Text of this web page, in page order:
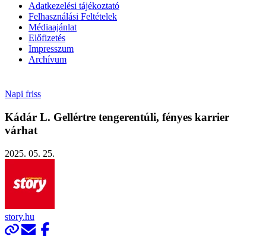
Adatkezelési tájékoztató
Felhasználási Feltételek
Médiaajánlat
Előfizetés
Impresszum
Archívum
Napi friss
Kádár L. Gellértre tengerentúli, fényes karrier
várhat
2025. 05. 25.
story.hu